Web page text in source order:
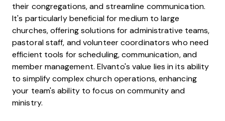
their congregations, and streamline communication.
It's particularly beneficial for medium to large
churches, offering solutions for administrative teams,
pastoral staff, and volunteer coordinators who need
efficient tools for scheduling, communication, and
member management. Elvanto's value lies in its ability
to simplify complex church operations, enhancing
your team's ability to focus on community and
ministry.